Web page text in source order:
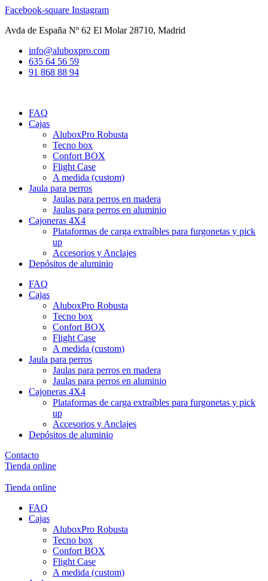
Ir
contenido
Facebook-square Instagram
Avda de España Nº 62 El Molar 28710, Madrid
info@aluboxpro.com
635 64 56 59
91 868 88 94
FAQ
Cajas
AluboxPro Robusta
Tecno box
Confort BOX
Flight Case
A medida (custom)
Jaula para perros
Jaulas para perros en madera
Jaulas para perros en aluminio
Cajoneras 4X4
Plataformas de carga extraíbles para furgonetas y pick
up
Accesorios y Anclajes
Depósitos de aluminio
FAQ
Cajas
AluboxPro Robusta
Tecno box
Confort BOX
Flight Case
A medida (custom)
Jaula para perros
Jaulas para perros en madera
Jaulas para perros en aluminio
Cajoneras 4X4
Plataformas de carga extraíbles para furgonetas y pick
up
Accesorios y Anclajes
Depósitos de aluminio
Contacto
Tienda online
Tienda online
FAQ
Cajas
AluboxPro Robusta
Tecno box
Confort BOX
Flight Case
A medida (custom)